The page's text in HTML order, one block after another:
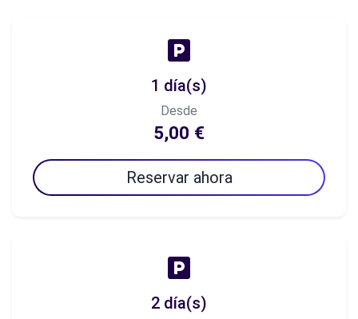
1 día(s)
Desde
5,00 €
Reservar ahora
2 día(s)